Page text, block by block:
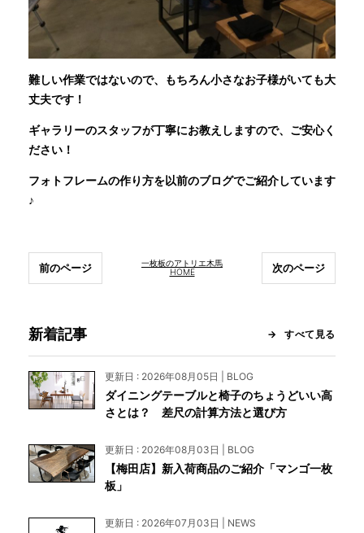
難しい作業ではないので、もちろん小さなお子様がいても大
丈夫です！
ギャラリーのスタッフが丁寧にお教えしますので、ご安心く
ださい！
フォトフレームの作り方を以前のブログでご紹介しています
♪
一枚板のアトリエ木馬
HOME
前のページ 次のページ
新着記事 すべて見る
更新日 : 2026年08月05日 | BLOG
ダイニングテーブルと椅子のちょうどいい高
さとは？ 差尺の計算方法と選び方
更新日 : 2026年08月03日 | BLOG
【梅田店】新入荷商品のご紹介「マンゴ一枚
板」
更新日 : 2026年07月03日 | NEWS